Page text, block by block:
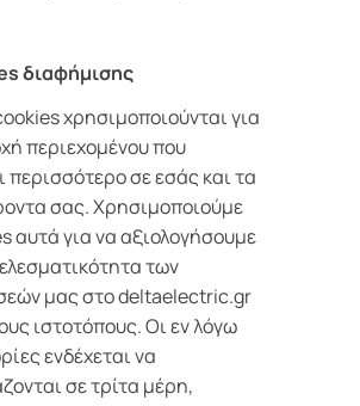
διαφήμισης
χρησιμοποιούνται για
περιεχομένου που
περισσότερο σε εσάς και τα
σας. Χρησιμοποιούμε
αυτά για να αξιολογήσουμε
των
μας στο deltaelectric.gr
ιστοτόπους. Οι εν λόγω
ενδέχεται να
σε τρίτα μέρη,